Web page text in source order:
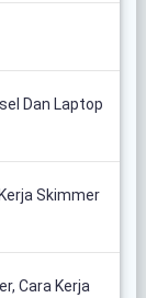
Dan Laptop
Skimmer
Cara Kerja